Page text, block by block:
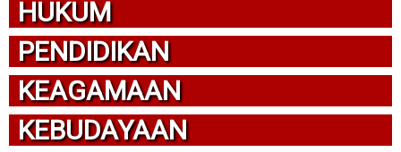
HUKUM
PENDIDIKAN
KEAGAMAAN
KEBUDAYAAN